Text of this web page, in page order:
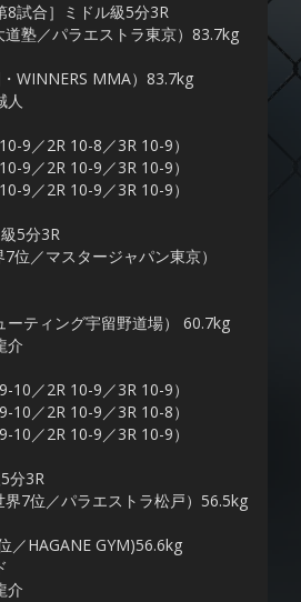
8試合］ミドル級5分3R
塾／パラエストラ東京）83.7kg
WINNERS MMA）83.7kg
人
9／2R 10-8／3R 10-9）
9／2R 10-9／3R 10-9）
9／2R 10-9／3R 10-9）
5分3R
位／マスタージャパン東京）
ーティング宇留野道場） 60.7kg
介
10／2R 10-9／3R 10-9）
10／2R 10-9／3R 10-8）
／2R 10-9／3R 10-9）
分3R
7位／パラエストラ松戸）56.5kg
／HAGANE GYM)56.6kg
介